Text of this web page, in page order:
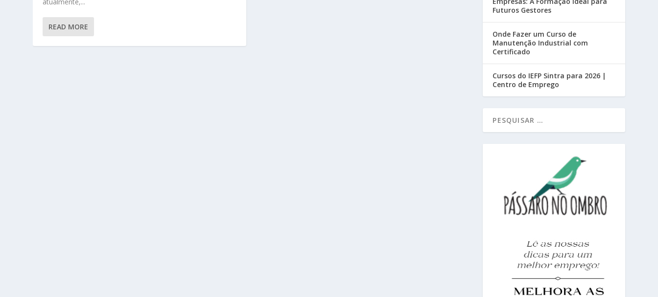
READ MORE
Futuros Gestores
Onde Fazer um Curso de
Manutenção Industrial com
Certificado
Cursos do IEFP Sintra para 2026 |
Centro de Emprego